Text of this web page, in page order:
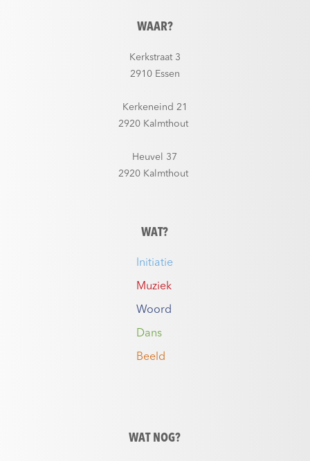
WAAR?
Kerkstraat 3
2910 Essen
Kerkeneind 21
2920 Kalmthout
Heuvel 37
2920 Kalmthout
WAT?
Initiatie
Muziek
Woord
Dans
Beeld
WAT NOG?